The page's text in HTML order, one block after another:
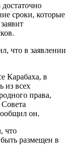
сроки, которые
что в заявлении
Карабаха, в
из всех
права,
он.
что
размещен в